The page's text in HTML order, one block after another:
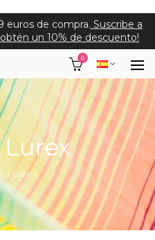
euros de compra. Suscribe a
un 10% de descuento!
0
Lurex